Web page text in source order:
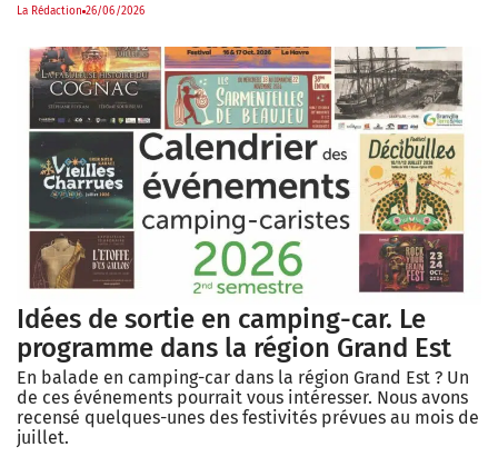
La Rédaction 26/06/2026
Idées de sortie en camping-car. Le
programme dans la région Grand Est
En balade en camping-car dans la région Grand Est ? Un
de ces événements pourrait vous intéresser. Nous avons
recensé quelques-unes des festivités prévues au mois de
juillet.